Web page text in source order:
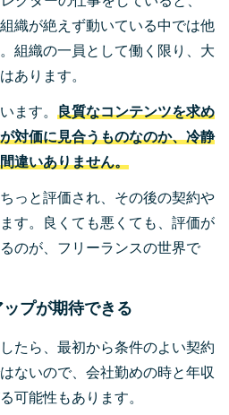
織が絶えず動いている中では他
組織の一員として働く限り、大
あります。
ます。 良質なコンテンツを求め
対価に見合うものなのか、冷静
違いありません。
っと評価され、その後の契約や
す。良くても悪くても、評価が
のが、フリーランスの世界で
プが期待できる
たら、最初から条件のよい契約
ないので、会社勤めの時と年収
可能性もあります。